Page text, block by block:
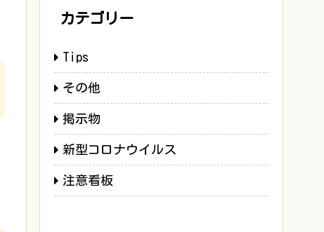
カテゴリー
Tips
その他
掲示物
新型コロナウイルス
注意看板